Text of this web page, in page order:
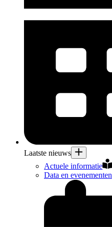
Laatste nieuws
Actuele informatie
Data en evenementen